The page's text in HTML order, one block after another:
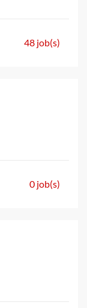
48 job(s)
0 job(s)